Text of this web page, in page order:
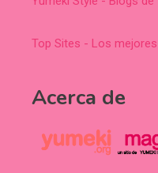
Top Sites - Los
Acerca de